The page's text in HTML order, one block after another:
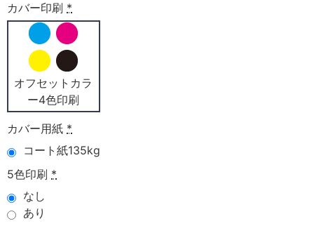
カバー印刷 *
オフセットカラ
ー4色印刷
カバー用紙 *
コート紙135kg
5色印刷 *
なし
あり